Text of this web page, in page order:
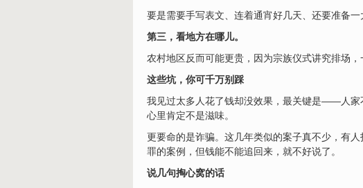
要是需要手写表文、连着通宵好几天、还要准备
第三，看地方在哪儿。
农村地区反而可能更贵，因为宗族仪式讲究排场
这些坑，你可千万别踩
我见过太多人花了钱却没效果，最关键是——人家
心里肯定不是滋味。
更要命的是诈骗。这几年类似的案子真不少，有
罪的案例，但钱能不能追回来，就不好说了。
说几句掏心窝的话